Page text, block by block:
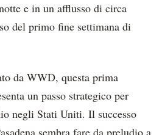
e in un afflusso di circa
del primo fine settimana di
da WWD, questa prima
un passo strategico per
negli Stati Uniti. Il successo
sembra fare da preludio a